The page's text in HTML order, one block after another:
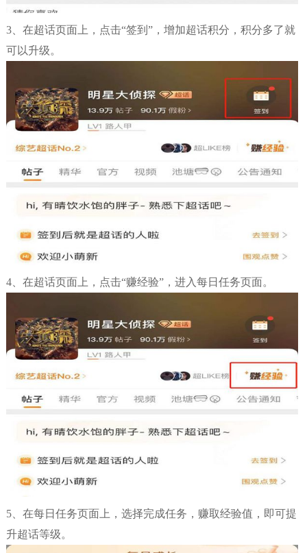
3、在超话页面上，点击“签到”，增加超话积分，积分多了就
可以升级。
4、在超话页面上，点击“赚经验”，进入每日任务页面。
5、在每日任务页面上，选择完成任务，赚取经验值，即可提
升超话等级。